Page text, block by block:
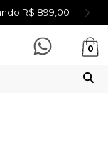
R$ 899,00
0